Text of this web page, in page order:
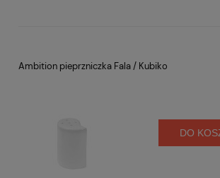
Ambition pieprzniczka Fala / Kubiko
DO